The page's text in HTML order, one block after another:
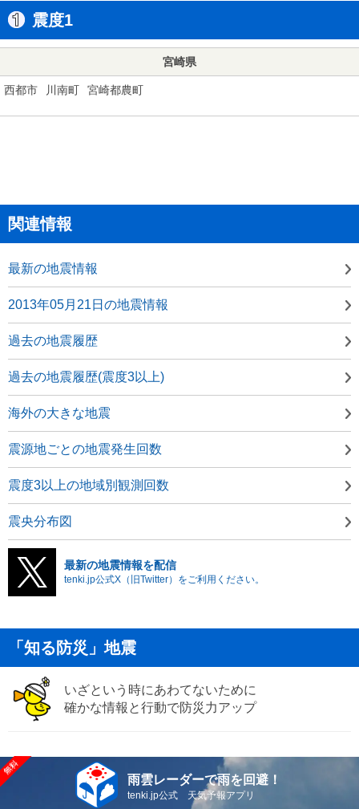
震度1
宮崎県
西都市 川南町 宮崎都農町
関連情報
最新の地震情報
2013年05月21日の地震情報
過去の地震履歴
過去の地震履歴(震度3以上)
海外の大きな地震
震源地ごとの地震発生回数
震度3以上の地域別観測回数
震央分布図
最新の地震情報を配信
tenki.jp公式X（旧Twitter）をご利用ください。
「知る防災」地震
いざという時にあわてないために
確かな情報と行動で防災力アップ
雨雲レーダーで雨を回避！
tenki.jp公式 天気予報アプリ